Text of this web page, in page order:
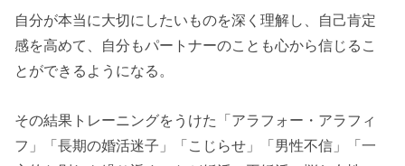
自分が本当に大切にしたいものを深く理解し、自己肯定
感を高めて、自分もパートナーのことも心から信じるこ
とができるようになる。
その結果トレーニングをうけた「アラフォー・アラフィ
フ」「長期の婚活迷子」「こじらせ」「男性不信」「一